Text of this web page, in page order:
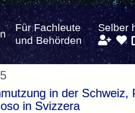
Für Fachleute
und Behörden
Selber
in der Schweiz,
in Svizzera